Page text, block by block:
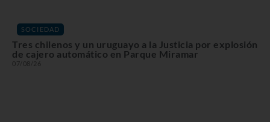
SOCIEDAD
Tres chilenos y un uruguayo a la Justicia por explosión
de cajero automático en Parque Miramar
07/08/26